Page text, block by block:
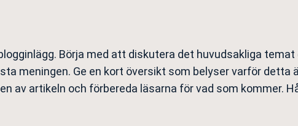
Börja med att diskutera det huvudsakliga
meningen. Ge en kort översikt som belyser varför detta
av artikeln och förbereda läsarna för vad som kommer.